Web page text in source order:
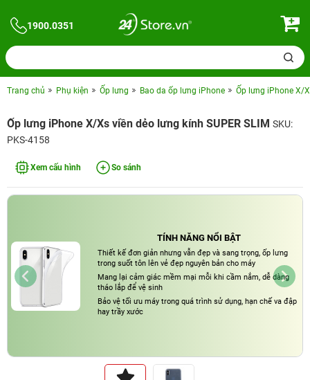
1900.0351
Trang chủ Phụ kiện Ốp lưng Bao da ốp lưng iPhone Ốp lưng iPhone X/
Ốp lưng iPhone X/Xs viền dẻo lưng kính SUPER SLIM SKU:
PKS-4158
Xem cấu hình So sánh
TÍNH NĂNG NỔI BẬT
Thiết kế đơn giản nhưng vẫn đẹp và sang trọng, ốp lưng
trong suốt tôn lên vẻ đẹp nguyên bản cho máy
Mang lại cảm giác mềm mại mỗi khi cầm nắm, dễ dàng
tháo lắp để vệ sinh
Bảo vệ tối ưu máy trong quá trình sử dụng, hạn chế va đập
hay trầy xước